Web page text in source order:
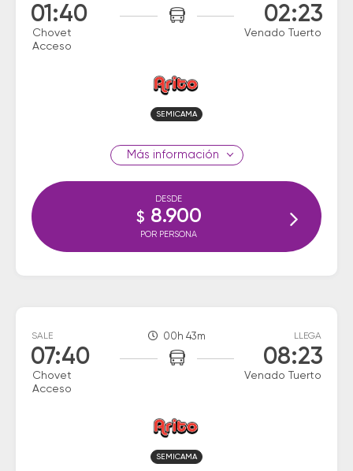
01:40
Chovet
Acceso
02:23
Venado Tuerto
SEMICAMA
información
DESDE
$ 8.900
POR PERSONA
SALE
07:40
Chovet
Acceso
00h 43m LLEGA
08:23
Venado Tuerto
SEMICAMA